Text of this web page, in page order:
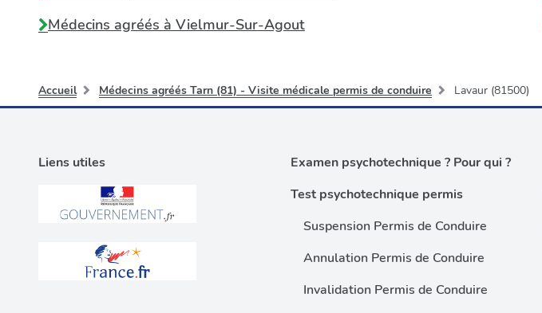
Médecins agréés à Vielmur-Sur-Agout
Accueil Médecins agréés Tarn (81) - Visite médicale permis de conduire Lavaur (81500)
Liens utiles
Examen psychotechnique ? Pour qui ?
Test psychotechnique permis
Suspension Permis de Conduire
Annulation Permis de Conduire
Invalidation Permis de Conduire